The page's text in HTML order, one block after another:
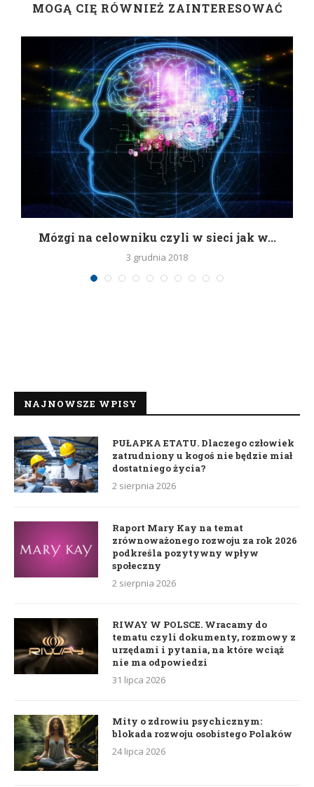
MOGĄ CIĘ RÓWNIEŻ ZAINTERESOWAĆ
Mózgi na celowniku czyli w sieci jak w...
3 grudnia 2018
NAJNOWSZE WPISY
PUŁAPKA ETATU. Dlaczego człowiek
zatrudniony u kogoś nie będzie miał
dostatniego życia?
2 sierpnia 2026
Raport Mary Kay na temat
zrównoważonego rozwoju za rok 2026
podkreśla pozytywny wpływ
społeczny
2 sierpnia 2026
RIWAY W POLSCE. Wracamy do
tematu czyli dokumenty, rozmowy z
urzędami i pytania, na które wciąż
nie ma odpowiedzi
31 lipca 2026
Mity o zdrowiu psychicznym:
blokada rozwoju osobistego Polaków
24 lipca 2026